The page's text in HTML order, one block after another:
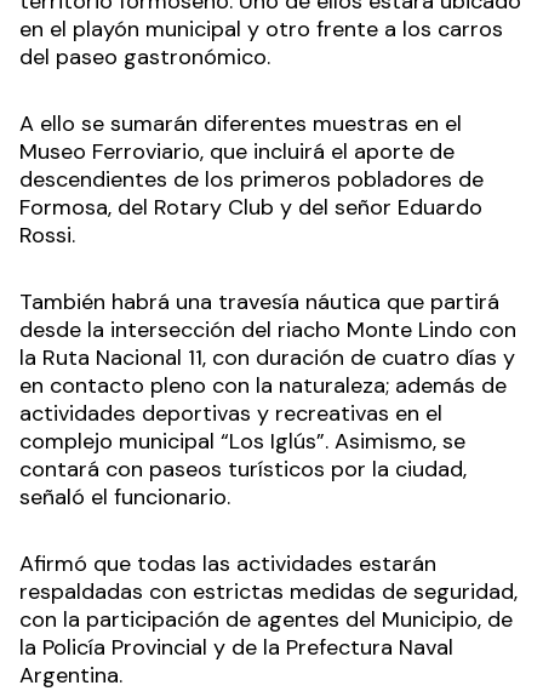
en el playón municipal y otro frente a los carros
del paseo gastronómico.
A ello se sumarán diferentes muestras en el
Museo Ferroviario, que incluirá el aporte de
descendientes de los primeros pobladores de
Formosa, del Rotary Club y del señor Eduardo
Rossi.
También habrá una travesía náutica que partirá
desde la intersección del riacho Monte Lindo con
la Ruta Nacional 11, con duración de cuatro días y
en contacto pleno con la naturaleza; además de
actividades deportivas y recreativas en el
complejo municipal “Los Iglús”. Asimismo, se
contará con paseos turísticos por la ciudad,
señaló el funcionario.
Afirmó que todas las actividades estarán
respaldadas con estrictas medidas de seguridad,
con la participación de agentes del Municipio, de
la Policía Provincial y de la Prefectura Naval
Argentina.